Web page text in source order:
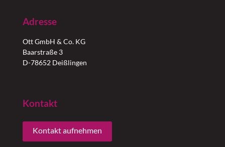
Adresse
Ott GmbH & Co. KG
Baarstraße 3
D-78652 Deißlingen
Kontakt
Kontakt aufnehmen